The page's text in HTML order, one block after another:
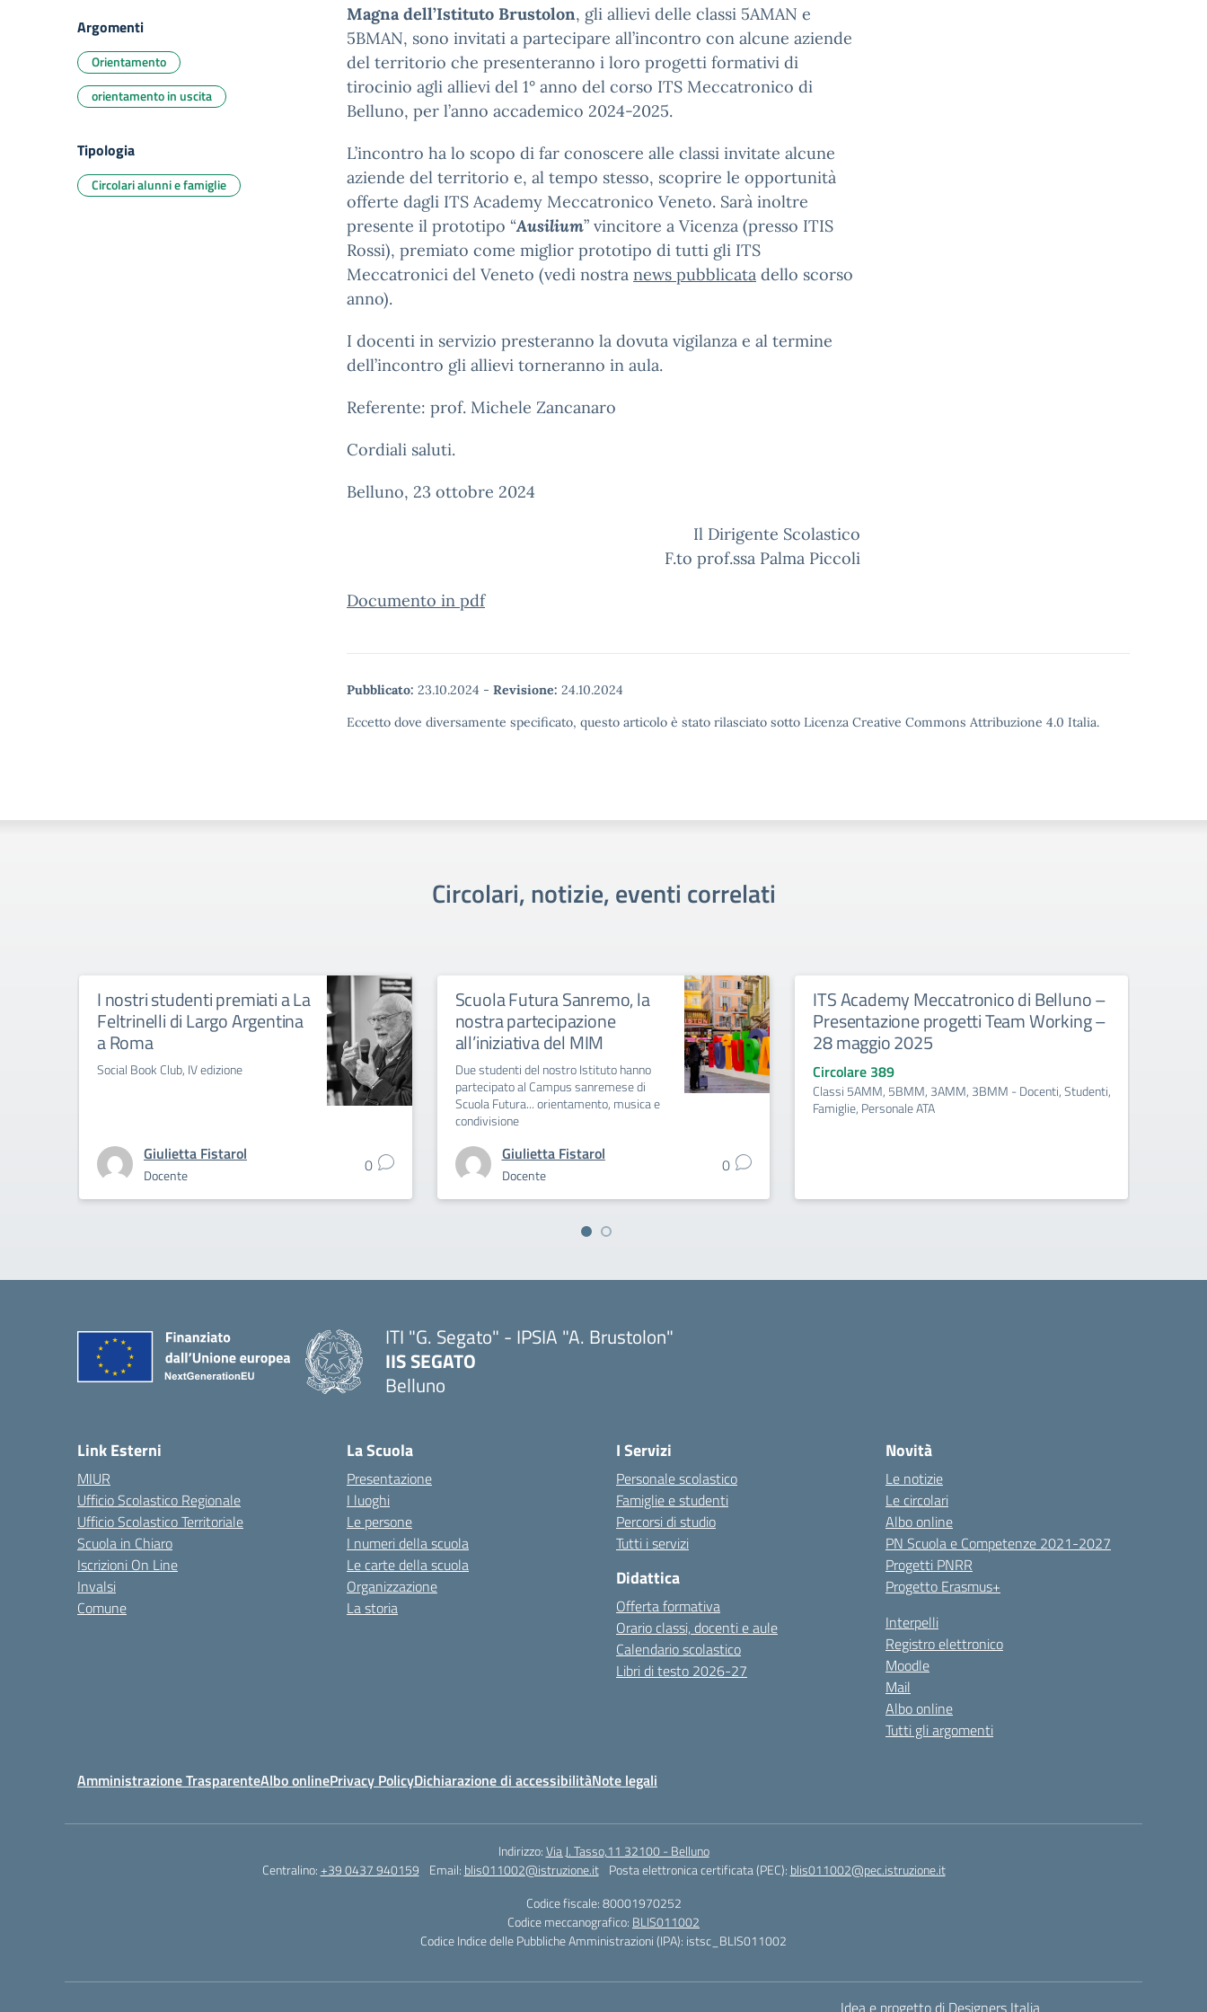
Magna dell’Istituto Brustolon, gli allievi delle classi 5AMAN e
5BMAN, sono invitati a partecipare all’incontro con alcune aziende
del territorio che presenteranno i loro progetti formativi di
tirocinio agli allievi del 1° anno del corso ITS Meccatronico di
Belluno, per l’anno accademico 2024-2025.
L’incontro ha lo scopo di far conoscere alle classi invitate alcune
aziende del territorio e, al tempo stesso, scoprire le opportunità
offerte dagli ITS Academy Meccatronico Veneto. Sarà inoltre
presente il prototipo “Ausilium” vincitore a Vicenza (presso ITIS
Rossi), premiato come miglior prototipo di tutti gli ITS
Meccatronici del Veneto (vedi nostra news pubblicata dello scorso
anno).
I docenti in servizio presteranno la dovuta vigilanza e al termine
dell’incontro gli allievi torneranno in aula.
Referente: prof. Michele Zancanaro
Cordiali saluti.
Belluno, 23 ottobre 2024
Il Dirigente Scolastico
F.to prof.ssa Palma Piccoli
Documento in pdf
Pubblicato: 23.10.2024 - Revisione: 24.10.2024
Eccetto dove diversamente specificato, questo articolo è stato rilasciato sotto Licenza Creative Commons Attribuzione 4.0 Italia.
Argomenti
Orientamento
orientamento in uscita
Tipologia
Circolari alunni e famiglie
Circolari, notizie, eventi correlati
I nostri studenti premiati a La
Feltrinelli di Largo Argentina
a Roma
Social Book Club, IV edizione
Giulietta Fistarol
Docente 0
Scuola Futura Sanremo, la
nostra partecipazione
all’iniziativa del MIM
Due studenti del nostro Istituto hanno
partecipato al Campus sanremese di
Scuola Futura... orientamento, musica e
condivisione
Giulietta Fistarol
Docente 0
ITS Academy Meccatronico di Belluno –
Presentazione progetti Team Working –
28 maggio 2025
Circolare 389
Classi 5AMM, 5BMM, 3AMM, 3BMM - Docenti, Studenti,
Famiglie, Personale ATA
ITI "G. Segato" - IPSIA "A. Brustolon"
IIS SEGATO
Belluno
Link Esterni
MIUR
Ufficio Scolastico Regionale
Ufficio Scolastico Territoriale
Scuola in Chiaro
Iscrizioni On Line
Invalsi
Comune
La Scuola
Presentazione
I luoghi
Le persone
I numeri della scuola
Le carte della scuola
Organizzazione
La storia
I Servizi
Personale scolastico
Famiglie e studenti
Percorsi di studio
Tutti i servizi
Didattica
Offerta formativa
Orario classi, docenti e aule
Calendario scolastico
Libri di testo 2026-27
Novità
Le notizie
Le circolari
Albo online
PN Scuola e Competenze 2021-2027
Progetti PNRR
Progetto Erasmus+
Interpelli
Registro elettronico
Moodle
Mail
Albo online
Tutti gli argomenti
Amministrazione TrasparenteAlbo onlinePrivacy PolicyDichiarazione di accessibilitàNote legali
Indirizzo:Via J. Tasso,11 32100 - Belluno
Centralino:+39 0437 940159 Email: blis011002@istruzione.it Posta elettronica certificata (PEC): blis011002@pec.istruzione.it
Codice fiscale: 80001970252
Codice meccanografico: BLIS011002
Codice Indice delle Pubbliche Amministrazioni (IPA): istsc_BLIS011002
Idea e progetto di Designers Italia